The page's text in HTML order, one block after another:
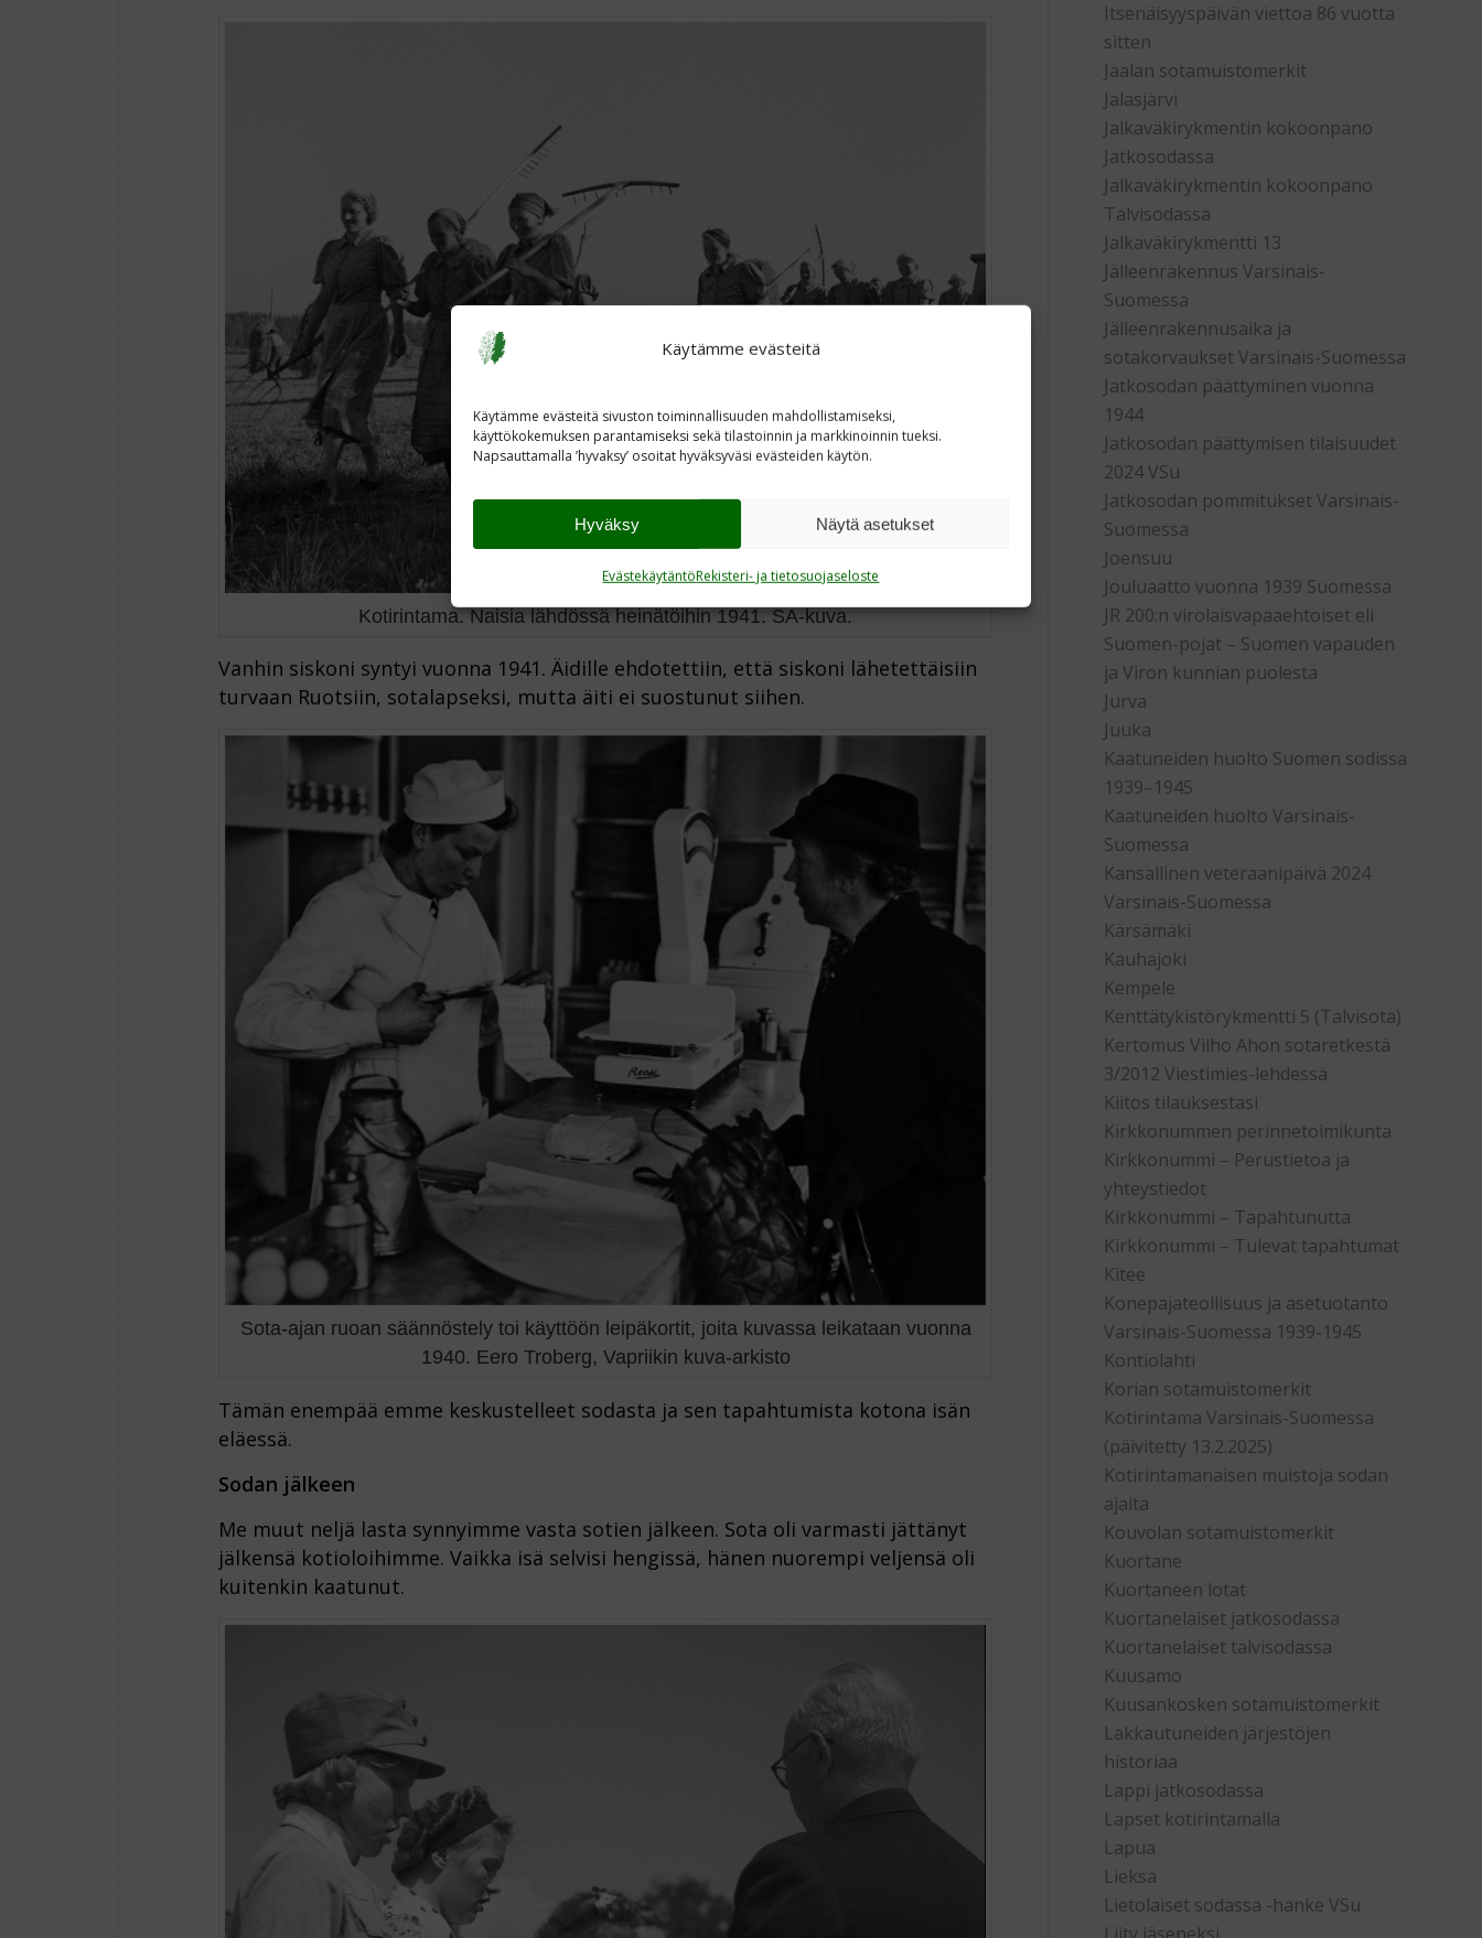
Käytämme evästeitä
Käytämme evästeitä sivuston toiminnallisuuden mahdollistamiseksi,
käyttökokemuksen parantamiseksi sekä tilastoinnin ja markkinoinnin tueksi.
Napsauttamalla ’hyvaksy’ osoitat hyväksyväsi evästeiden käytön.
Hyväksy Näytä asetukset
EvästekäytäntöRekisteri- ja tietosuojaseloste
Kotirintama. Naisia lähdössä heinätöihin 1941. SA-kuva.
Vanhin siskoni syntyi vuonna 1941. Äidille ehdotettiin, että siskoni lähetettäisiin
turvaan Ruotsiin, sotalapseksi, mutta äiti ei suostunut siihen.
Sota-ajan ruoan säännöstely toi käyttöön leipäkortit, joita kuvassa leikataan vuonna
1940. Eero Troberg, Vapriikin kuva-arkisto
Tämän enempää emme keskustelleet sodasta ja sen tapahtumista kotona isän
eläessä.
Sodan jälkeen
Me muut neljä lasta synnyimme vasta sotien jälkeen. Sota oli varmasti jättänyt
jälkensä kotioloihimme. Vaikka isä selvisi hengissä, hänen nuorempi veljensä oli
kuitenkin kaatunut.
Itsenäisyyspäivän viettoa 86 vuotta
sitten
Jaalan sotamuistomerkit
Jalasjärvi
Jalkaväkirykmentin kokoonpano
Jatkosodassa
Jalkaväkirykmentin kokoonpano
Talvisodassa
Jalkaväkirykmentti 13
Jälleenrakennus Varsinais-
Suomessa
Jälleenrakennusaika ja
sotakorvaukset Varsinais-Suomessa
Jatkosodan päättyminen vuonna
1944
Jatkosodan päättymisen tilaisuudet
2024 VSu
Jatkosodan pommitukset Varsinais-
Suomessa
Joensuu
Jouluaatto vuonna 1939 Suomessa
JR 200:n virolaisvapaaehtoiset eli
Suomen-pojat – Suomen vapauden
ja Viron kunnian puolesta
Jurva
Juuka
Kaatuneiden huolto Suomen sodissa
1939–1945
Kaatuneiden huolto Varsinais-
Suomessa
Kansallinen veteraanipäivä 2024
Varsinais-Suomessa
Kärsämäki
Kauhajoki
Kempele
Kenttätykistörykmentti 5 (Talvisota)
Kertomus Vilho Ahon sotaretkestä
3/2012 Viestimies-lehdessä
Kiitos tilauksestasi
Kirkkonummen perinnetoimikunta
Kirkkonummi – Perustietoa ja
yhteystiedot
Kirkkonummi – Tapahtunutta
Kirkkonummi – Tulevat tapahtumat
Kitee
Konepajateollisuus ja asetuotanto
Varsinais-Suomessa 1939-1945
Kontiolahti
Korian sotamuistomerkit
Kotirintama Varsinais-Suomessa
(päivitetty 13.2.2025)
Kotirintamanaisen muistoja sodan
ajalta
Kouvolan sotamuistomerkit
Kuortane
Kuortaneen lotat
Kuortanelaiset jatkosodassa
Kuortanelaiset talvisodassa
Kuusamo
Kuusankosken sotamuistomerkit
Lakkautuneiden järjestöjen
historiaa
Lappi jatkosodassa
Lapset kotirintamalla
Lapua
Lieksa
Lietolaiset sodassa -hanke VSu